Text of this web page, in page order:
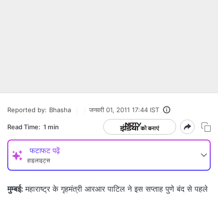
Reported by: Bhasha जनवरी 01, 2011 17:44 IST
Read Time: 1 min
फटाफट पढ़ें
हाइलाइट्स
मुम्बई: महाराष्ट्र के गृहमंत्री आरआर पाटिल ने इस सप्ताह पुणे बंद से पहले